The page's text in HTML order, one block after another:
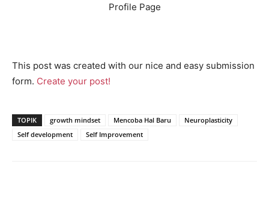
Profile Page
This post was created with our nice and easy submission
form. Create your post!
TOPIK growth mindset Mencoba Hal Baru
Neuroplasticity
Self development
Self Improvement